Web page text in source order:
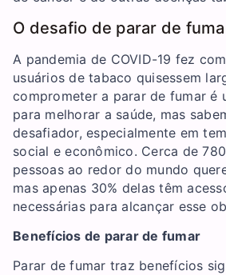
O desafio de parar de
A pandemia de COVID-19 fez
usuários de tabaco quisessem
comprometer a parar de fumar é
para melhorar a saúde, mas
desafiador, especialmente em
social e econômico. Cerca de
pessoas ao redor do mundo
mas apenas 30% delas têm
necessárias para alcançar esse
Benefícios de parar de fumar
Parar de fumar traz benefícios